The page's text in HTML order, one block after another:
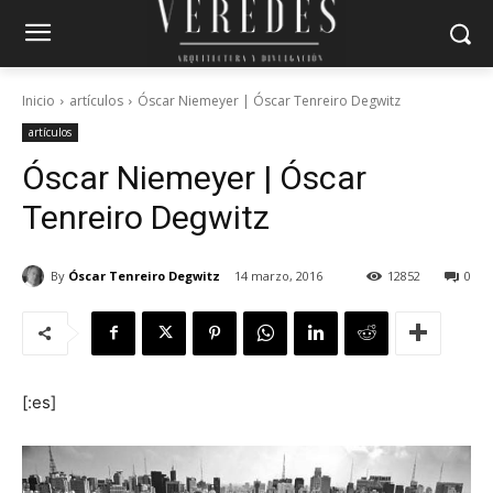
Inicio artículos Óscar Niemeyer | Óscar Tenreiro Degwitz
artículos
Óscar Niemeyer | Óscar
Tenreiro Degwitz
By Óscar Tenreiro Degwitz 14 marzo, 2016 0
12852
[:es]